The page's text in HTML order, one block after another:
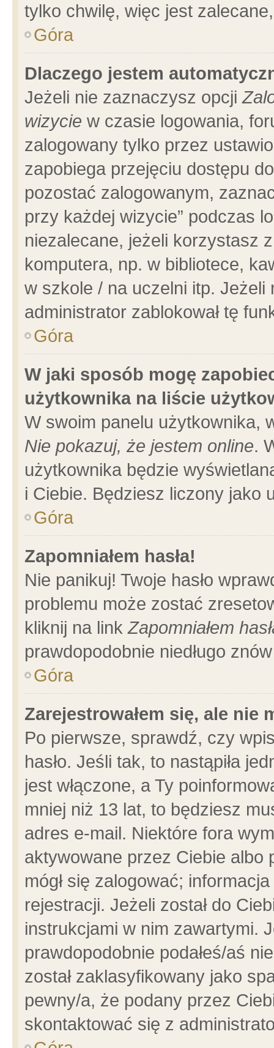
tylko chwilę, więc jest
Góra
Dlaczego jestem
Jeżeli nie zaznaczysz opcji
wizycie w czasie logowania,
zalogowany tylko przez
zapobiega przejęciu dostępu
pozostać zalogowanym,
przy każdej wizycie” podczas
niezalecane, jeżeli korzystasz
komputera, np. w bibliotece,
w szkole / na uczelni itp.
administrator zablokował tę
Góra
W jaki sposób mogę
użytkownika na liście
W swoim panelu użytkownika,
Nie pokazuj, że jestem online.
użytkownika będzie
i Ciebie. Będziesz liczony jako
Góra
Zapomniałem hasła!
Nie panikuj! Twoje hasło
problemu może zostać
kliknij na linkZapomniałem
prawdopodobnie niedługo
Góra
Zarejestrowałem się, ale nie
Po pierwsze, sprawdź, czy
hasło. Jeśli tak, to nastąpiła
jest włączone, a Ty
mniej niż 13 lat, to będziesz
adres e-mail. Niektóre fora
aktywowane przez Ciebie albo
mógł się zalogować;
rejestracji. Jeżeli został do
instrukcjami w nim zawartymi.
prawdopodobnie podałeś/aś
został zaklasyfikowany jako
pewny/a, że podany przez
skontaktować się z